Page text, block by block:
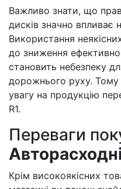
Важливо знати, що
дисків значно впливає
Використання
до зниження
становить небезпеку
дорожнього руху.
увагу на продукцію
R1.
Переваги
Крім високоякісних